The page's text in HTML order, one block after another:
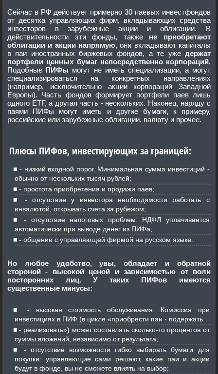
Сейчас в РФ действует примерно 30 паевых инвестфондов
от десятка управляющих фирм, вкладывающих средства
инвесторов в зарубежные акции и облигации. В
действительности эти фонды, также не приобретают
облигации и акции напрямую, они вкладывают капиталы
в паи иностранных биржевых фондов, а те уже держат
портфели ценных бумаг непосредственно корпораций.
Подобные ПИФы могут не иметь специализации, а могут
специализироваться на конкретных направлениях
(например, исключительно акции корпораций Западной
Европы). Часть фондов формирует портфели паев лишь
одного ETF, а другая часть - нескольких. Наконец, наряду с
паями ПИФы могут иметь и другие бумаги, к примеру,
российские или зарубежные облигации, валюту и прочее.
Плюсы ПИФов, инвестирующих за границей:
- низкий входной порог. Минимальная сумма инвестиций -
обычно от нескольких тысяч рублей;
- простота приобретения и продажи паев;
- отсутствие у инвестора необходимости работать с
инвалютой, открывать счета за рубежом;
- отсутствие налоговых проблем: НДФЛ уплачивается
автоматически при выводе денег из ПИФа;
- общение с управляющей фирмой на русском языке.
Но любое удобство, увы, обладает и обратной
стороной - высокой ценой и зависимостью от воли
посторонних лиц. У таких ПИФов имеются
существенные минусы:
- высокая стоимость обслуживания. Комиссия при
инвестициях в ПИФ (в цикле «приобрести паи - подержать
- реализовать») может составлять сколько-то процентов от
суммы вложений, независимо от результата;
- отсутствие возможности гибко выбирать бумаги для
покупки: управляющие сами решают, какие паи и акции
будут в фонде, вы не сможете влиять на выбор;